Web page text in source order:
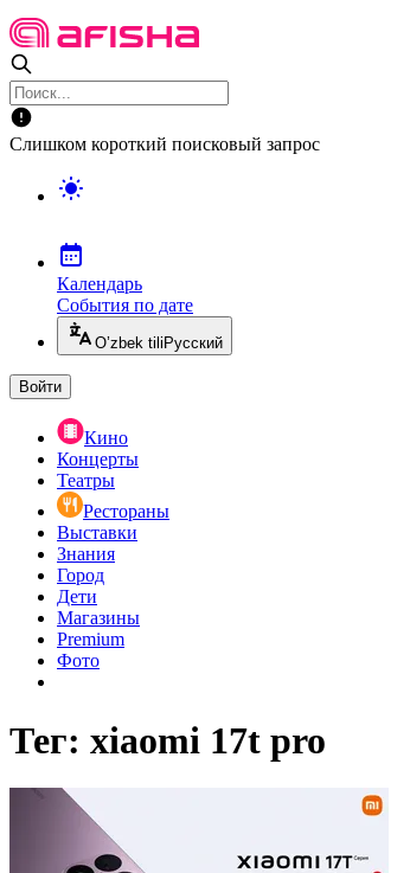
Слишком короткий поисковый запрос
Календарь
События по дате
O’zbek tili Русский
Войти
Кино
Концерты
Театры
Рестораны
Выставки
Знания
Город
Дети
Магазины
Premium
Фото
Тег: xiaomi 17t pro